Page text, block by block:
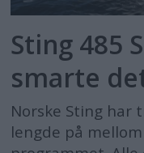
Sting 485
smarte
Norske Sting har
lengde på